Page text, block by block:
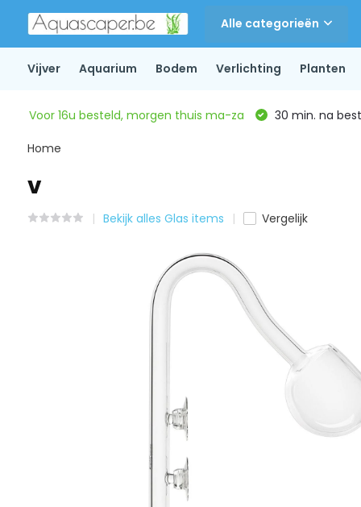
Alle categorieën
Vijver Aquarium Bodem Verlichting Planten
Voor 16u besteld, morgen thuis ma-za 30 min. na
Home
v
Bekijk alles Glas items Vergelijk